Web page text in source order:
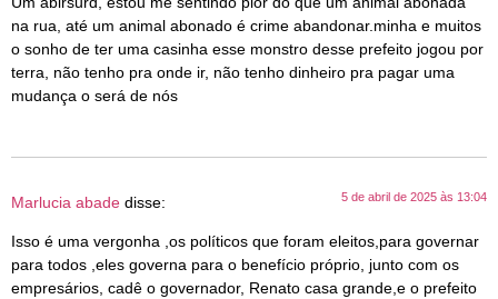
na rua, até um animal abonado é crime abandonar.minha e muitos
o sonho de ter uma casinha esse monstro desse prefeito jogou por
terra, não tenho pra onde ir, não tenho dinheiro pra pagar uma
mudança o será de nós
Marlucia abade disse: 5 de abril de 2025 às 13:04
Isso é uma vergonha ,os políticos que foram eleitos,para governar
para todos ,eles governa para o benefício próprio, junto com os
empresários, cadê o governador, Renato casa grande,e o prefeito